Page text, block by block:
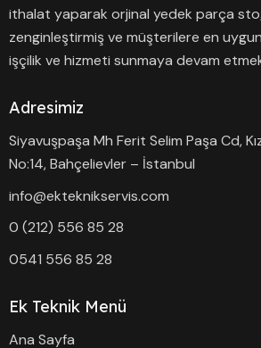
ithalat yaparak orjinal yedek parça
zenginleştirmiş ve müşterilere en
işçilik ve hizmeti sunmaya devam
Adresimiz
Siyavuşpaşa Mh Ferit Selim Paşa Cd,
No:14, Bahçelievler – İstanbul
info@ekteknikservis.com
0 (212) 556 85 28
0541 556 85 28
Ek Teknik Menü
Ana Sayfa